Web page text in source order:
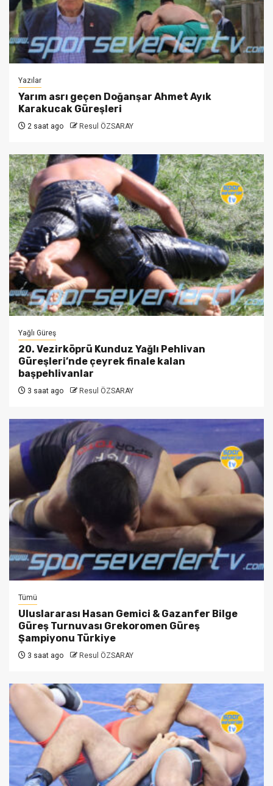
Yazılar
Yarım asrı geçen Doğanşar Ahmet Ayık
Karakucak Güreşleri
2 saat ago Resul ÖZSARAY
Yağlı Güreş
20. Vezirköprü Kunduz Yağlı Pehlivan
Güreşleri’nde çeyrek finale kalan
başpehlivanlar
3 saat ago Resul ÖZSARAY
Tümü
Uluslararası Hasan Gemici & Gazanfer Bilge
Güreş Turnuvası Grekoromen Güreş
Şampiyonu Türkiye
3 saat ago Resul ÖZSARAY